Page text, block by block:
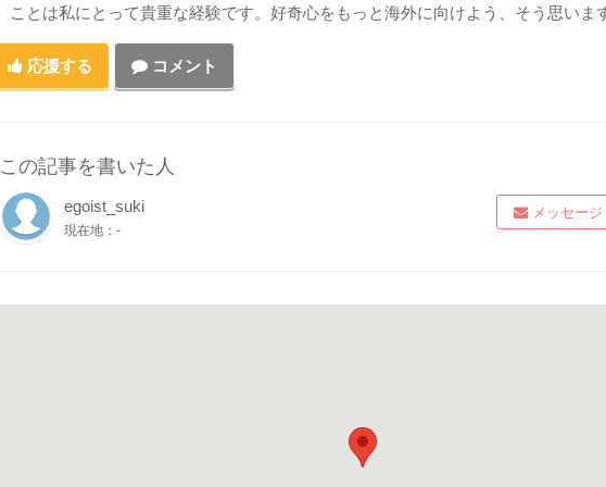
ことは私にとって貴重な経験です。好奇心をもっと海外に向けよう、そう思いま
応援する コメント
この記事を書いた人
egoist_suki
現在地：-
メッセージ